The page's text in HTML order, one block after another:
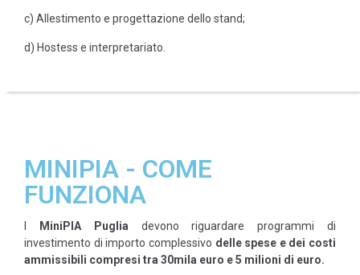
c) Allestimento e progettazione dello stand;
d) Hostess e interpretariato.
MINIPIA - COME
FUNZIONA
MiniPIA Puglia devono riguardare programmi di
investimento di importo complessivo delle spese e dei costi
ammissibili compresi tra 30mila euro e 5 milioni di euro.